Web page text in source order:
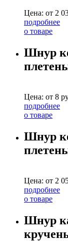
Цена: от 2
подробнее
о товаре
Шнур
Цена: от 8
подробнее
о товаре
Шнур
Цена: от 2
подробнее
о товаре
Шнур